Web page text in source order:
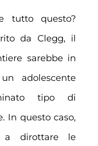
tutto questo?
da Clegg, il
sarebbe in
adolescente
tipo di
In questo caso,
a dirottare le